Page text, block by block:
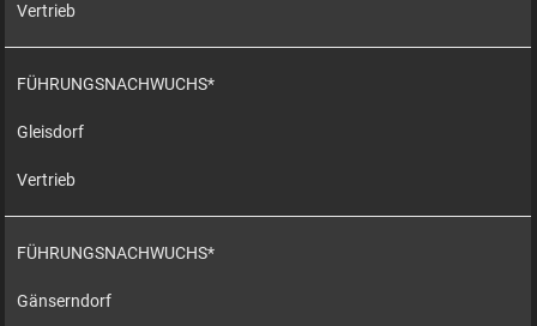
Vertrieb
FÜHRUNGSNACHWUCHS*
Gleisdorf
Vertrieb
FÜHRUNGSNACHWUCHS*
Gänserndorf